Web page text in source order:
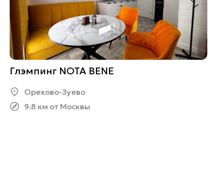
Глэмпинг NOTA BENE
Орехово-Зуево
9.8 км от Москвы